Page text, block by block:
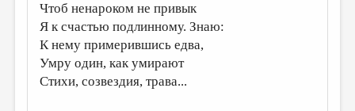
Чтоб ненароком не привык
Я к счастью подлинному. Знаю:
К нему примерившись едва,
Умру один, как умирают
Стихи, созвездия, трава...